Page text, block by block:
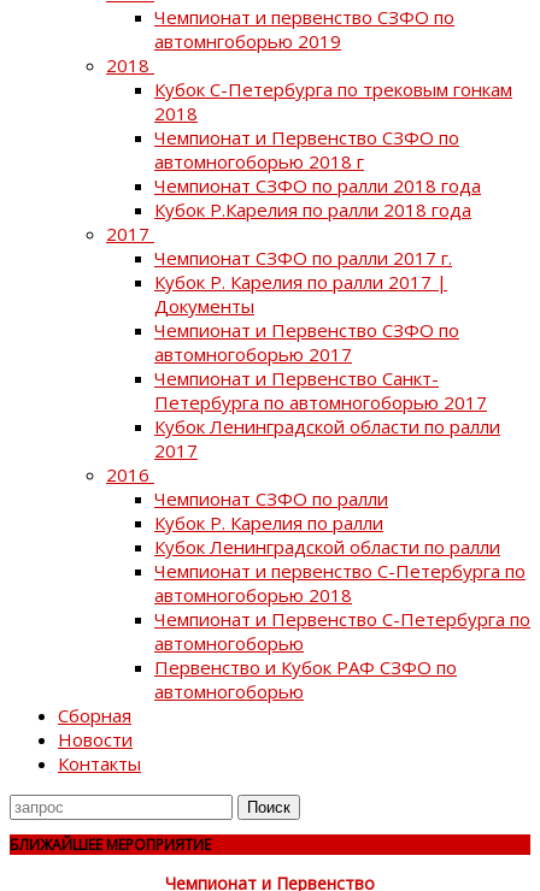
Чемпионат и первенство СЗФО по
автомнгоборью 2019
2018
Кубок С-Петербурга по трековым гонкам
2018
Чемпионат и Первенство СЗФО по
автомногоборью 2018 г
Чемпионат СЗФО по ралли 2018 года
Кубок Р.Карелия по ралли 2018 года
2017
Чемпионат СЗФО по ралли 2017 г.
Кубок Р. Карелия по ралли 2017 |
Документы
Чемпионат и Первенство СЗФО по
автомногоборью 2017
Чемпионат и Первенство Санкт-
Петербурга по автомногоборью 2017
Кубок Ленинградской области по ралли
2017
2016
Чемпионат СЗФО по ралли
Кубок Р. Карелия по ралли
Кубок Ленинградской области по ралли
Чемпионат и первенство С-Петербурга по
автомногоборью 2018
Чемпионат и Первенство С-Петербурга по
автомногоборью
Первенство и Кубок РАФ СЗФО по
автомногоборью
Сборная
Новости
Контакты
Поиск
для
БЛИЖАЙШЕЕ МЕРОПРИЯТИЕ
Чемпионат и Первенство